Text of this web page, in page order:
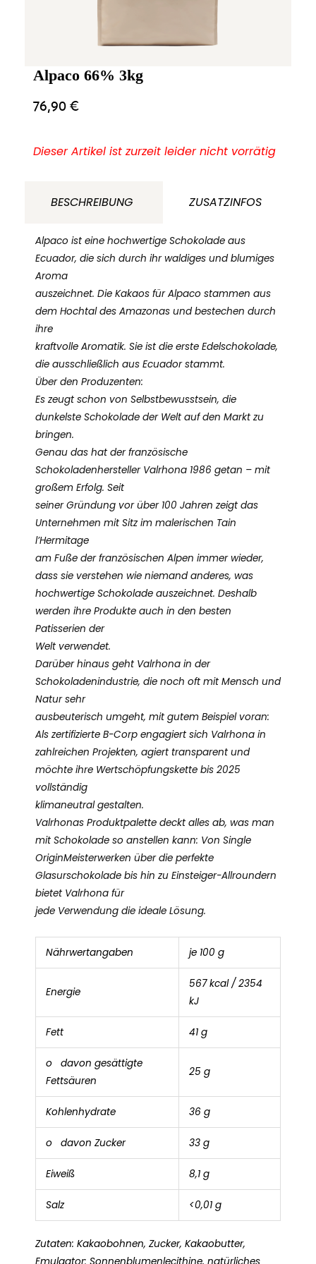
Alpaco 66% 3kg
76,90€
Dieser Artikel ist zurzeit leider nicht vorrätig
BESCHREIBUNG ZUSATZINFOS
Alpaco ist eine hochwertige Schokolade aus
Ecuador, die sich durch ihr waldiges und blumiges
Aroma
auszeichnet. Die Kakaos für Alpaco stammen aus
dem Hochtal des Amazonas und bestechen durch
ihre
kraftvolle Aromatik. Sie ist die erste Edelschokolade,
die ausschließlich aus Ecuador stammt.
Über den Produzenten:
Es zeugt schon von Selbstbewusstsein, die
dunkelste Schokolade der Welt auf den Markt zu
bringen.
Genau das hat der französische
Schokoladenhersteller Valrhona 1986 getan – mit
großem Erfolg. Seit
seiner Gründung vor über 100 Jahren zeigt das
Unternehmen mit Sitz im malerischen Tain
l’Hermitage
am Fuße der französischen Alpen immer wieder,
dass sie verstehen wie niemand anderes, was
hochwertige Schokolade auszeichnet. Deshalb
werden ihre Produkte auch in den besten
Patisserien der
Welt verwendet.
Darüber hinaus geht Valrhona in der
Schokoladenindustrie, die noch oft mit Mensch und
Natur sehr
ausbeuterisch umgeht, mit gutem Beispiel voran:
Als zertifizierte B-Corp engagiert sich Valrhona in
zahlreichen Projekten, agiert transparent und
möchte ihre Wertschöpfungskette bis 2025
vollständig
klimaneutral gestalten.
Valrhonas Produktpalette deckt alles ab, was man
mit Schokolade so anstellen kann: Von Single
OriginMeisterwerken über die perfekte
Glasurschokolade bis hin zu Einsteiger-Allroundern
bietet Valrhona für
jede Verwendung die ideale Lösung.
Nährwertangaben je 100 g
Energie
567 kcal / 2354
kJ
Fett 41 g
o davon gesättigte
Fettsäuren
25 g
Kohlenhydrate 36 g
o davon Zucker 33 g
Eiweiß 8,1 g
Salz <0,01 g
Zutaten: Kakaobohnen, Zucker, Kakaobutter,